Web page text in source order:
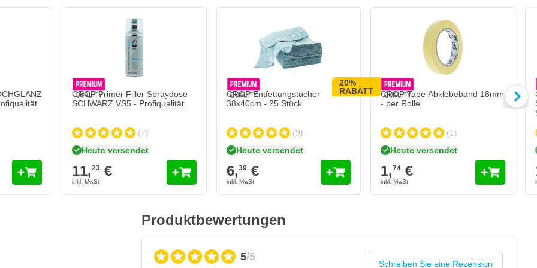
CROP Primer Filler Spraydose
SCHWARZ VS5 - Profiqualität
(7)
Heute versendet
11,23 €
CROP Entfettungstücher
38x40cm - 25 Stück
(9)
Heute versendet
6,39€
20%
RABATT
CROP Tape Abklebeband 18mm
- per Rolle
(1)
Heute versendet
1,74 €
Produktbewertungen
5/5
Schreiben Sie eine Rezension